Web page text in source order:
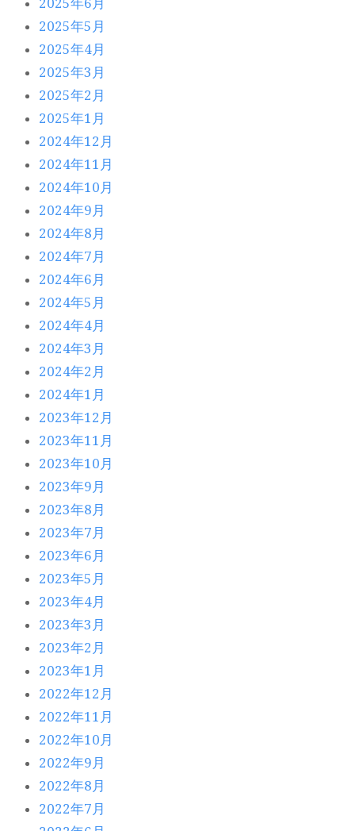
2025年6月
2025年5月
2025年4月
2025年3月
2025年2月
2025年1月
2024年12月
2024年11月
2024年10月
2024年9月
2024年8月
2024年7月
2024年6月
2024年5月
2024年4月
2024年3月
2024年2月
2024年1月
2023年12月
2023年11月
2023年10月
2023年9月
2023年8月
2023年7月
2023年6月
2023年5月
2023年4月
2023年3月
2023年2月
2023年1月
2022年12月
2022年11月
2022年10月
2022年9月
2022年8月
2022年7月